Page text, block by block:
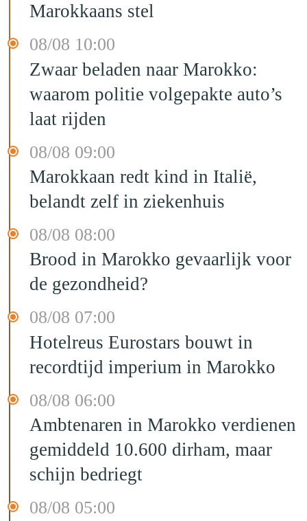
Marokkaans stel
08/08 10:00
Zwaar beladen naar Marokko:
waarom politie volgepakte auto’s
laat rijden
08/08 09:00
Marokkaan redt kind in Italië,
belandt zelf in ziekenhuis
08/08 08:00
Brood in Marokko gevaarlijk voor
de gezondheid?
08/08 07:00
Hotelreus Eurostars bouwt in
recordtijd imperium in Marokko
08/08 06:00
Ambtenaren in Marokko verdienen
gemiddeld 10.600 dirham, maar
schijn bedriegt
08/08 05:00